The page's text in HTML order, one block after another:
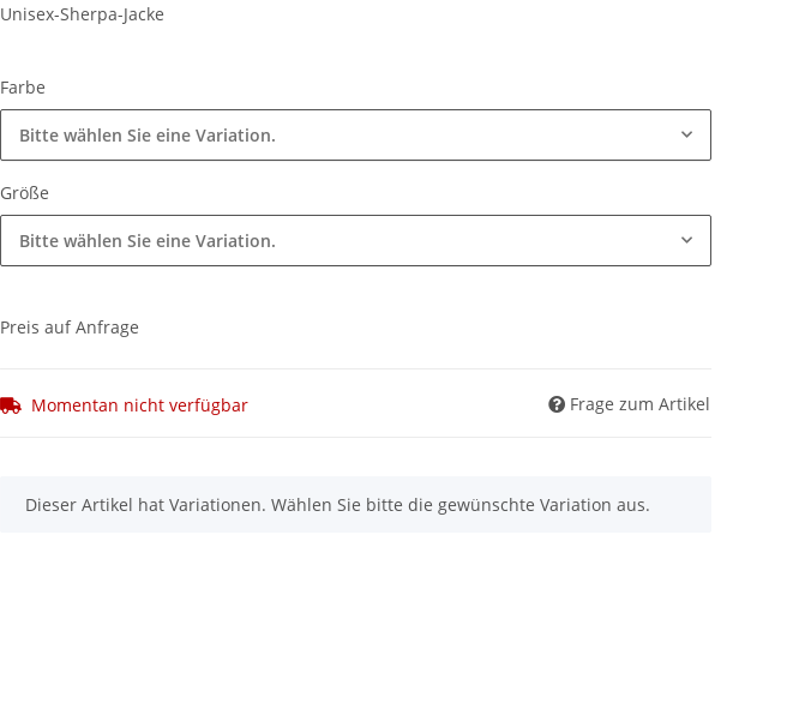
Unisex-Sherpa-Jacke
Farbe
Bitte wählen Sie eine Variation.
Größe
Bitte wählen Sie eine Variation.
Preis auf Anfrage
Momentan nicht verfügbar Frage zum Artikel
x
Dieser Artikel hat Variationen. Wählen Sie bitte die gewünschte Variation aus.